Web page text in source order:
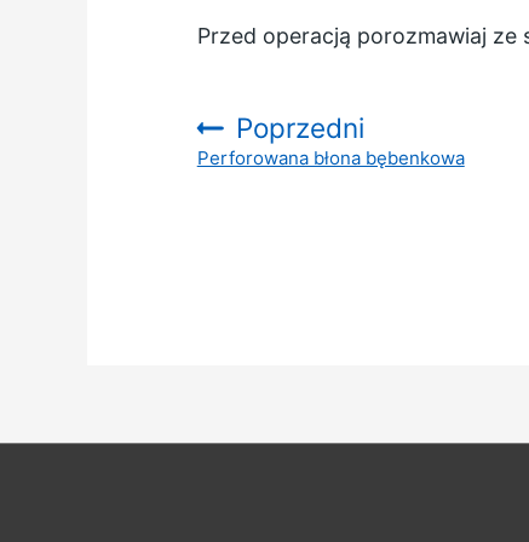
Przed operacją porozmawiaj
Poprzedni
:Perforowana błona bębenkowa